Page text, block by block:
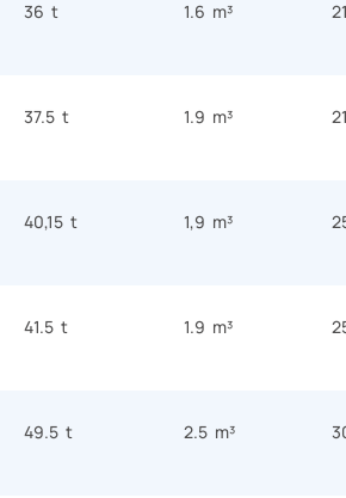
36 t 1.6 m³
37.5 t 1.9 m³
40,15 t 1,9 m³
41.5 t 1.9 m³
49.5 t 2.5 m³